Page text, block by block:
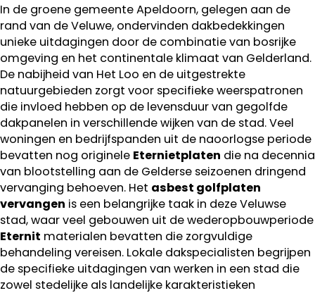
In de groene gemeente Apeldoorn, gelegen aan de
rand van de Veluwe, ondervinden dakbedekkingen
unieke uitdagingen door de combinatie van bosrijke
omgeving en het continentale klimaat van Gelderland.
De nabijheid van Het Loo en de uitgestrekte
natuurgebieden zorgt voor specifieke weerspatronen
die invloed hebben op de levensduur van gegolfde
dakpanelen in verschillende wijken van de stad. Veel
woningen en bedrijfspanden uit de naoorlogse periode
bevatten nog originele Eternietplaten die na decennia
van blootstelling aan de Gelderse seizoenen dringend
vervanging behoeven. Het asbest golfplaten
vervangen is een belangrijke taak in deze Veluwse
stad, waar veel gebouwen uit de wederopbouwperiode
Eternit materialen bevatten die zorgvuldige
behandeling vereisen. Lokale dakspecialisten begrijpen
de specifieke uitdagingen van werken in een stad die
zowel stedelijke als landelijke karakteristieken